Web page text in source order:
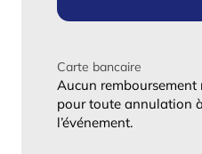
Carte bancaire
Aucun remboursement
pour toute annulation
l’événement.